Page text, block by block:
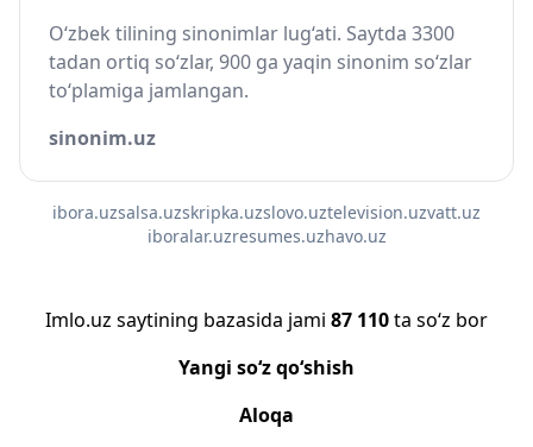
O‘zbek tilining sinonimlar lug‘ati. Saytda 3300
tadan ortiq so‘zlar, 900 ga yaqin sinonim so‘zlar
to‘plamiga jamlangan.
sinonim.uz
ibora.uzsalsa.uzskripka.uzslovo.uztelevision.uzvatt.uz
iboralar.uzresumes.uzhavo.uz
Imlo.uz saytining bazasida jami 87 110ta so‘z bor
Yangi so‘z qo‘shish
Aloqa